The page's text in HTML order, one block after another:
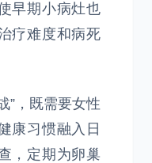
早期小病灶也
疗难度和病死
”，既需要女性
康习惯融入日
，定期为卵巢